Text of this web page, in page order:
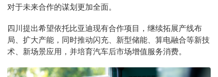
对于未来合作的谋划更加全面。
四川提出希望依托比亚迪现有合作项目，继续拓展产线布
局、扩大产能，同时推动闪充、新型储能、算电融合等新技
术、新场景应用，并培育汽车后市场增值服务消费。